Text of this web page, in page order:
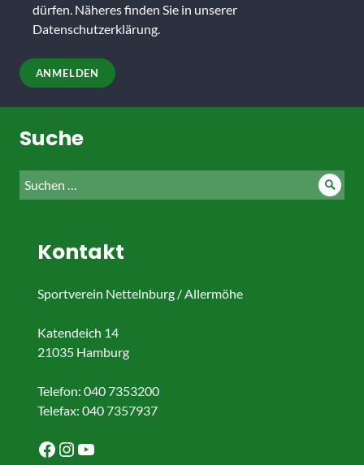
Feld
leer.
dürfen. Näheres finden Sie in unserer
Datenschutzerklärung.
Suche
Suche
nach:
Kontakt
Sportverein Nettelnburg / Allermöhe
Katendeich 14
21035 Hamburg
Telefon: 040 7353200
Telefax: 040 7357937
Facebook
Instagram
YouTube